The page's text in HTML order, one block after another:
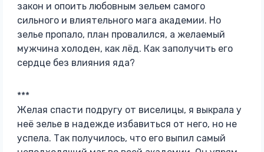
закон и опоить любовным зельем самого
сильного и влиятельного мага академии. Но
зелье пропало, план провалился, а желаемый
мужчина холоден, как лёд. Как заполучить его
сердце без влияния яда?
***
Желая спасти подругу от виселицы, я выкрала у
неё зелье в надежде избавиться от него, но не
успела. Так получилось, что его выпил самый